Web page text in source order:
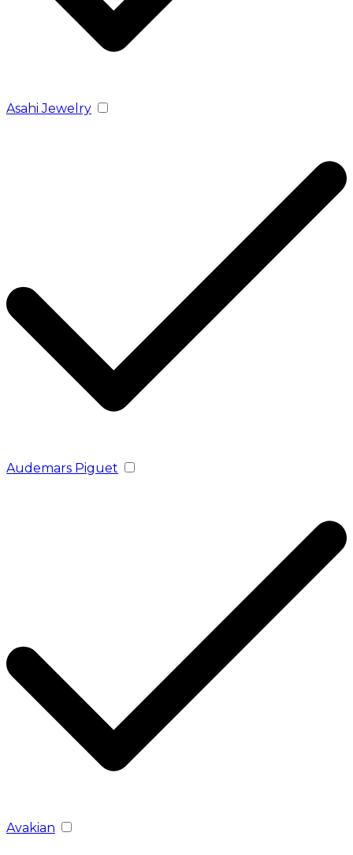
Asahi Jewelry
Audemars Piguet
Avakian